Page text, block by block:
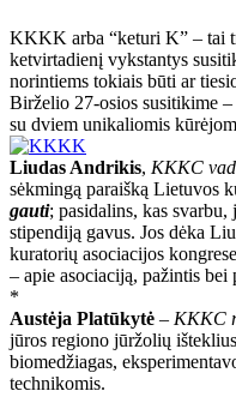
KKKK arba “keturi K” – tai
ketvirtadienį vykstantys
norintiems tokiais būti ar
Birželio 27-osios susitikime
su dviem unikaliomis
Liudas Andrikis, KKKC
sėkmingą paraišką Lietuvos
gauti; pasidalins, kas
stipendiją gavus. Jos dėka
kuratorių asociacijos
– apie asociaciją, pažintis bei
*
Austėja Platūkytė – KKKC
jūros regiono jūržolių
biomedžiagas,
technikomis.